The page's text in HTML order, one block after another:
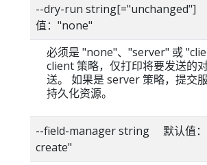
--dry-run string[="unchanged"]
值："none"
必须是 "none"、"server" 或
client 策略，仅打印将要发送的
送。 如果是 server 策略，提交
持久化资源。
--field-manager string 默认值
create"